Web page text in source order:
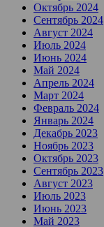
Октябрь 2024
Сентябрь 2024
Август 2024
Июль 2024
Июнь 2024
Май 2024
Апрель 2024
Март 2024
Февраль 2024
Январь 2024
Декабрь 2023
Ноябрь 2023
Октябрь 2023
Сентябрь 2023
Август 2023
Июль 2023
Июнь 2023
Май 2023